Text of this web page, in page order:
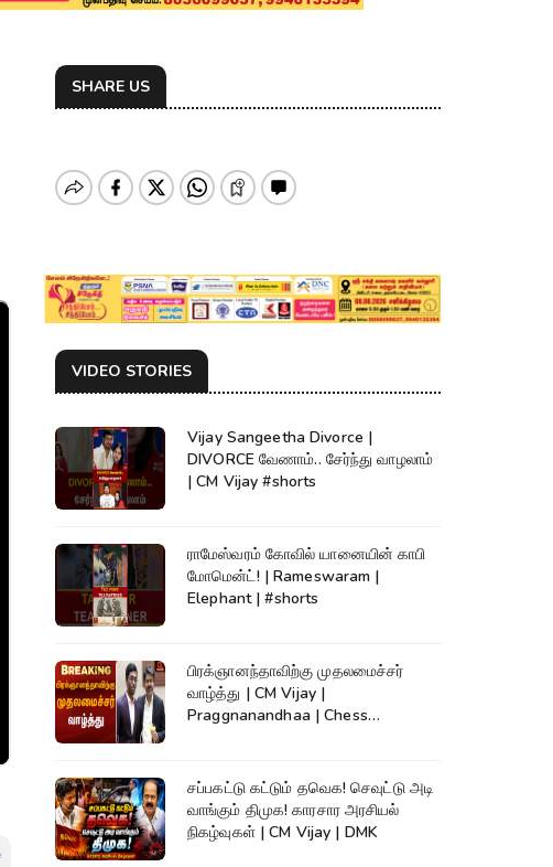
SHARE US
VIDEO STORIES
Vijay Sangeetha Divorce |
DIVORCE வேணாம்.. சேர்ந்து வாழலாம்
| CM Vijay #shorts
ராமேஸ்வரம் கோவில் யானையின் காபி
மோமென்ட்! | Rameswaram |
Elephant | #shorts
பிரக்ஞானந்தாவிற்கு முதலமைச்சர்
வாழ்த்து | CM Vijay |
Praggnanandhaa | Chess
சப்பகட்டு கட்டும் தவெக! செவுட்டு அடி
வாங்கும் திமுக! காரசார அரசியல்
நிகழ்வுகள் | CM Vijay | DMK